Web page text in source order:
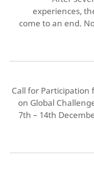
experiences,
come to an end.
Call for Participation
on Global
7th – 14th